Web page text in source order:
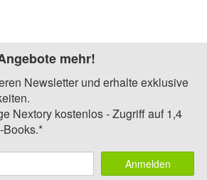
mehr!
Newsletter und erhalte exklusive
Nextory kostenlos - Zugriff auf 1,4
Books.*
Anmelden